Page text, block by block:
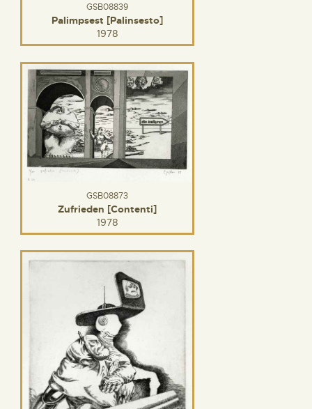
GSB08839
Palimpsest [Palinsesto]
1978
GSB08873
Zufrieden [Contenti]
1978